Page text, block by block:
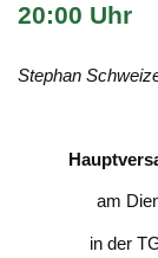
20:00 Uhr
Stephan
am
in der